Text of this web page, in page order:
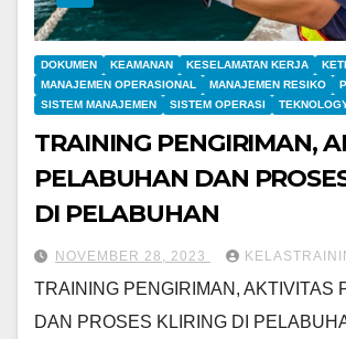
DOKUMEN KEAMANAN KESELAMATAN KERJA
MANAJEMEN OPERASIONAL
MANAJEMEN RESIKO
SISTEM MANAJEMEN
SISTEM OPERASI
TRAINING PENGIRIMAN,
PELABUHAN DAN
DI PELABUHAN
NOVEMBER 28, 2023
TRAINING PENGIRIMAN, AKTIVITAS
DAN PROSES KLIRING DI